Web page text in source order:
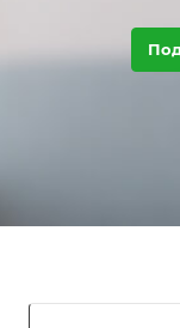
определенным
равный